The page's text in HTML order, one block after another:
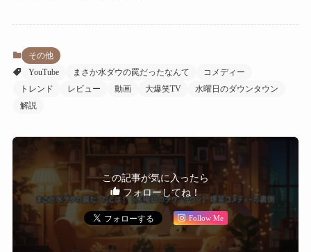
その他
YouTube
まさか水ダウの罠だったなんて
コメディー
トレンド
レビュー 動画 大爆笑TV
水曜日のダウンタウン
解説
この記事が気に入ったら
フォローしてね！
Follow Me